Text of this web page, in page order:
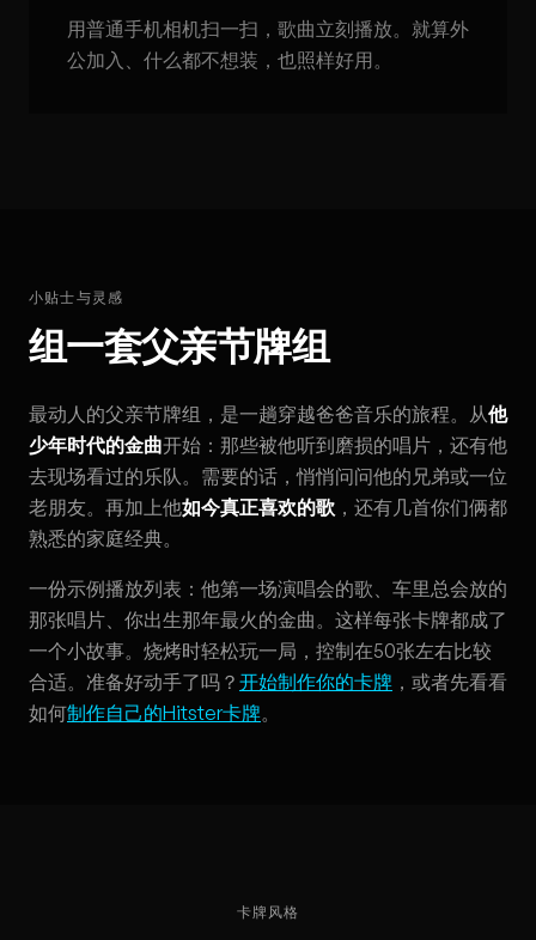
用普通手机相机扫一扫，歌曲立刻播放。就算外
公加入、什么都不想装，也照样好用。
小贴士与灵感
组一套父亲节牌组
最动人的父亲节牌组，是一趟穿越爸爸音乐的旅程。从他
少年时代的金曲开始：那些被他听到磨损的唱片，还有他
去现场看过的乐队。需要的话，悄悄问问他的兄弟或一位
老朋友。再加上他如今真正喜欢的歌 ，还有几首你们俩都
熟悉的家庭经典。
一份示例播放列表：他第一场演唱会的歌、车里总会放的
那张唱片、你出生那年最火的金曲。这样每张卡牌都成了
一个小故事。烧烤时轻松玩一局，控制在50张左右比较
合适。准备好动手了吗？ 开始制作你的卡牌 ，或者先看看
如何制作自己的Hitster卡牌。
卡牌风格